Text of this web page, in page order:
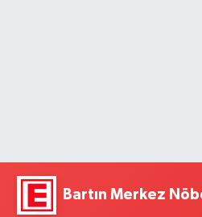
Bartın Merkez